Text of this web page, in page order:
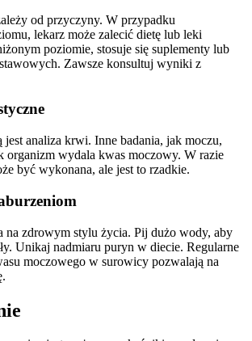
od przyczyny. W przypadku
lekarz może zalecić dietę lub leki
poziomie, stosuje się suplementy lub
Zawsze konsultuj wyniki z
jest analiza krwi. Inne badania, jak moczu,
organizm wydala kwas moczowy. W razie
być wykonana, ale jest to rzadkie.
na zdrowym stylu życia. Pij dużo wody, aby
Unikaj nadmiaru puryn w diecie. Regularne
moczowego w surowicy pozwalają na